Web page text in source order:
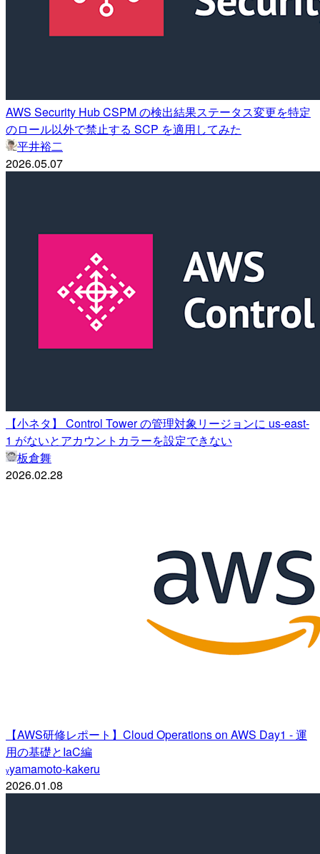
AWS Security Hub CSPM の検出結果ステータス変更を特定
のロール以外で禁止する SCP を適用してみた
平井裕二
2026.05.07
【小ネタ】 Control Tower の管理対象リージョンに us-east-
1 がないとアカウントカラーを設定できない
板倉舞
2026.02.28
【AWS研修レポート】Cloud Operations on AWS Day1 - 運
用の基礎とIaC編
yyamamoto-kakeru
2026.01.08